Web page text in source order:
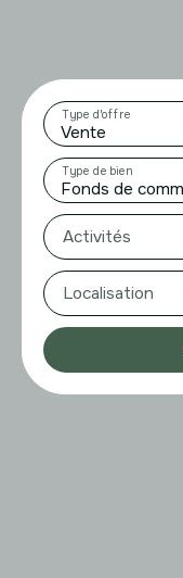
Vente
Type d'offre
Fonds de
Type de bien
Activités
Localisation